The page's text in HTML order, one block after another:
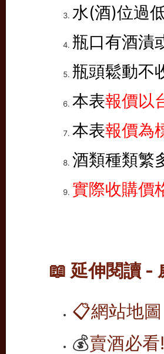
水(酒)位過
瓶口有酒漬
瓶頭鬆動不
本表報價以
本表報價為
酒類種類繁
實際收購價
📖 延伸閱讀 -
📋網站地圖
💰賣酒必